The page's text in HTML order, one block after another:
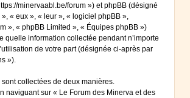
minervaabl.be/forum ») et phpBB (désigné
« eux », « leur », « logiciel phpBB »,
», « phpBB Limited », « Équipes phpBB »)
quelle information collectée pendant n’importe
de votre part (désignée ci-après par
»).
collectées de deux manières.
naviguant sur « Le Forum des Minerva et des